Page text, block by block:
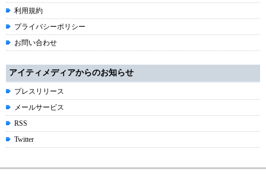
利用規約
プライバシーポリシー
お問い合わせ
アイティメディアからのお知らせ
プレスリリース
メールサービス
RSS
Twitter